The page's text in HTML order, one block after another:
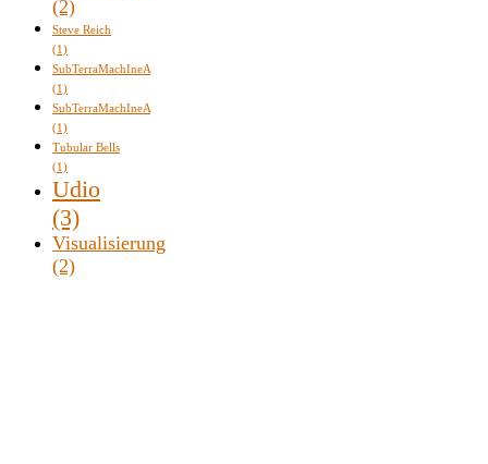
(2)
Steve Reich
(1)
SubTerraMachIneA
(1)
SubTerraMachIneA
(1)
Tubular Bells
(1)
Udio
(3)
Visualisierung
(2)